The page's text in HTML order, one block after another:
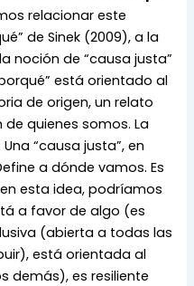
relacionar este
de Sinek (2009), a la
noción de “causa justa”
está orientado al
de origen, un relato
quienes somos. La
“causa justa”, en
a dónde vamos. Es
esta idea, podríamos
a favor de algo (es
(abierta a todas las
está orientada al
demás), es resiliente